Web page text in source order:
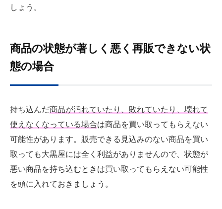
しょう。
商品の状態が著しく悪く再販できない状
態の場合
持ち込んだ商品が汚れていたり、敗れていたり、壊れて
使えなくなっている場合は商品を買い取ってもらえない
可能性があります。販売できる見込みのない商品を買い
取っても大黒屋には全く利益がありませんので、状態が
悪い商品を持ち込むときは買い取ってもらえない可能性
を頭に入れておきましょう。